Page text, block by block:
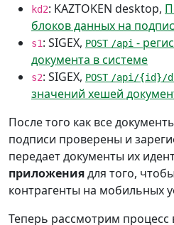
kd2: KAZTOKEN desktop,
блоков данных на
s1: SIGEX, POST /api -
документа в системе
s2: SIGEX, POST /api/{id}/
значений хешей
После того как все
подписи проверены и
передает документы их
приложениядля того,
контрагенты на мобильных
Теперь рассмотрим процесс